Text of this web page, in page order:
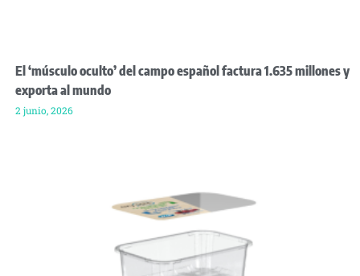
El ‘músculo oculto’ del campo español factura 1.635 millones y
exporta al mundo
2 junio, 2026